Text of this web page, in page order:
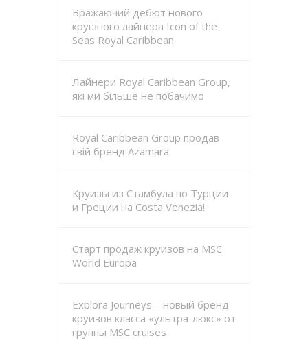
Вражаючий дебют нового
круїзного лайнера Icon of the
Seas Royal Caribbean
Лайнери Royal Caribbean Group,
які ми більше не побачимо
Royal Caribbean Group продав
свій бренд Azamara
Круизы из Стамбула по Турции
и Греции на Costa Venezia!
Старт продаж круизов на MSC
World Europa
Explora Journeys – новый бренд
круизов класса «ультра-люкс» от
группы MSC cruises